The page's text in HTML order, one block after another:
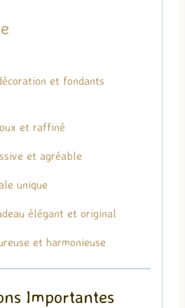
et fondants
et raffiné
et agréable
unique
élégant et original
et harmonieuse
Importantes